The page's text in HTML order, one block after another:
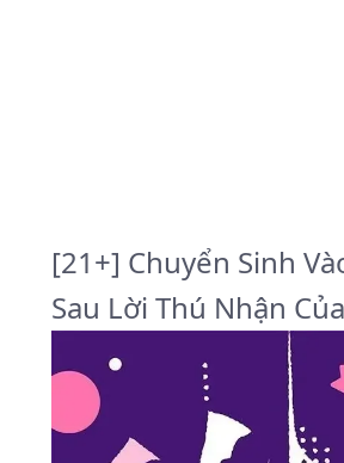
[21+] Chuyển Sinh
Sau Lời Thú Nhận